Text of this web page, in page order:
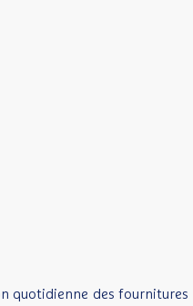
quotidienne des fournitures